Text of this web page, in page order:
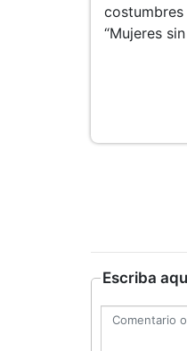
“Mujeres
Escriba